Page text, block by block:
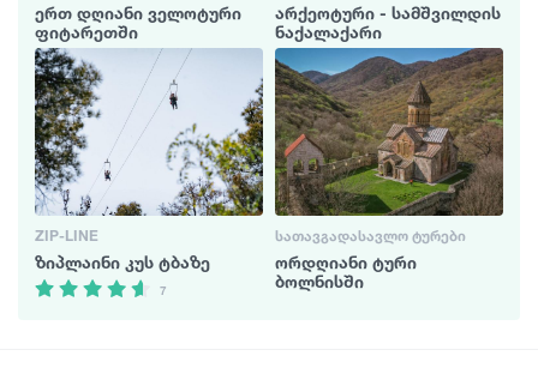
ერთ დღიანი ველოტური
ფიტარეთში
არქეოტური - სამშვილდის
ნაქალაქარი
ZIP-LINE
ზიპლაინი კუს ტბაზე
7
ᲡᲐᲗᲐᲕᲒᲐᲓᲐᲡᲐᲕᲚᲝ ᲢᲣᲠᲔᲑᲘ
ორდღიანი ტური
ბოლნისში